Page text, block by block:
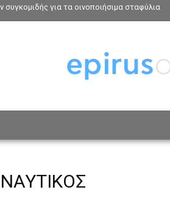
για τα οινοποιήσιμα σταφύλια